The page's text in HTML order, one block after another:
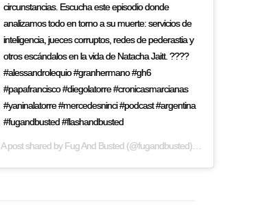
circunstancias. Escucha este episodio donde
analizamos todo en torno a su muerte: servicios de
inteligencia, jueces corruptos, redes de pederastia y
otros escándalos en la vida de Natacha Jaitt. ????
#alessandrolequio #granhermano #gh6
#papafrancisco #diegolatorre #cronicasmarcianas
#yaninalatorre #mercedesninci #podcast #argentina
#fugandbusted #flashandbusted
A post shared byFug And Busted(@fugandbusted) on